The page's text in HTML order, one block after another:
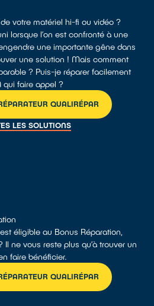
votre matériel hi-fi ou vidéo ?
lorsque l’on est confronté à une
une importante gêne dans
une solution ! Mais comment
? Puis-je réparer facilement
faire appel ?
QUALIRÉPAR
LES SOLUTIONS
éligible au Bonus Réparation,
ne vous reste plus qu’à trouver un
faire bénéficier.
QUALIRÉPAR